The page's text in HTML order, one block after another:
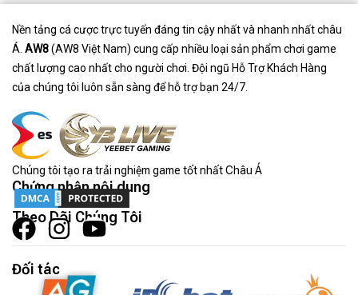
Nền tảng cá cược trực tuyến đáng tin cậy nhất và nhanh nhất châu
Á. AW8(AW8 Việt Nam) cung cấp nhiều loại sản phẩm chơi game
chất lượng cao nhất cho người chơi. Đội ngũ Hỗ Trợ Khách Hàng
của chúng tôi luôn sẵn sàng để hỗ trợ bạn 24/7.
Chúng tôi tạo ra trải nghiệm game tốt nhất Châu Á
Chứng nhận nội dung
Theo Dõi Chúng Tôi
Đối tác